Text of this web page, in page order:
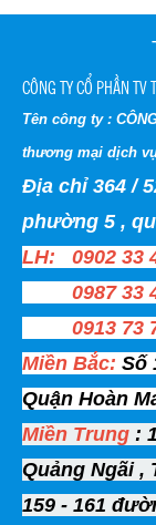
CÔNG TY CỔ PHẦN TV
Tên công ty :
thương mại dịch
Địa chỉ 364 /
phường 5 ,
LH: 0902 33
0987 33
0913 73
Miền Bắc: Số
Quận Hoàn
Miền Trung :
Quảng Ngãi ,
159 - 161